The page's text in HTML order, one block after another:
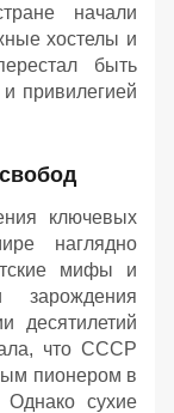
начали
хостелы и
быть
привилегией
ключевых
наглядно
мифы и
зарождения
десятилетий
что СССР
пионером в
Однако сухие